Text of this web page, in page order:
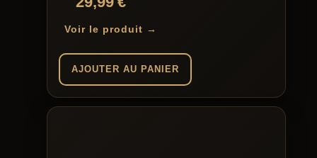
Voir le produit →
AJOUTER AU PANIER